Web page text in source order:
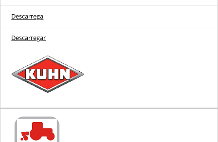
Descarrega
Descarregar